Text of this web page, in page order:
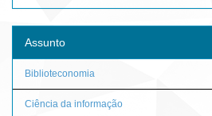
Assunto
Biblioteconomia
Ciência da informação